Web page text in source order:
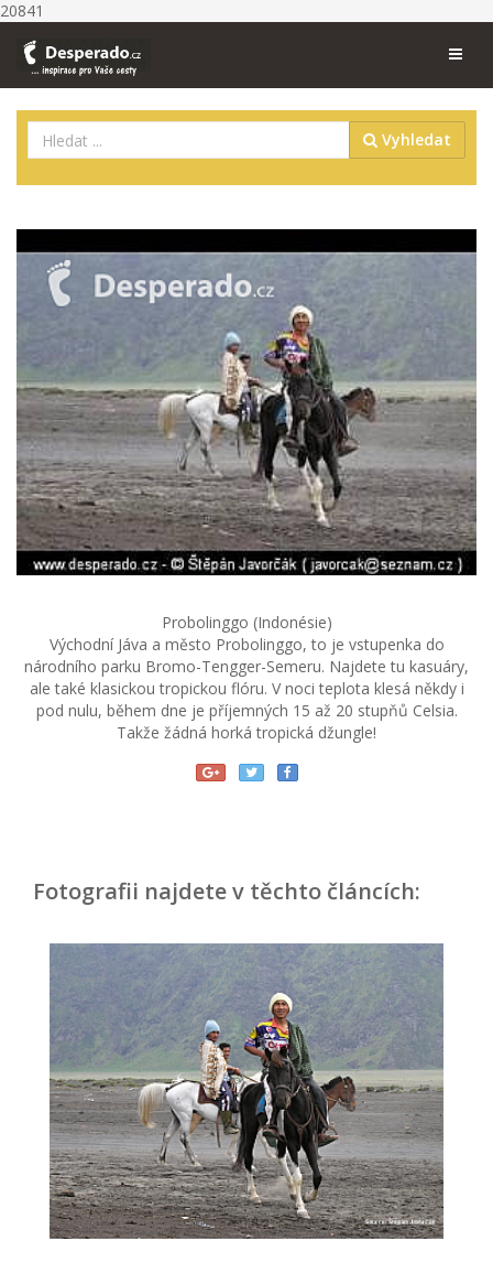
20841
Vyhledat
Probolinggo (Indonésie)
Východní Jáva a město Probolinggo, to je vstupenka do
národního parku Bromo-Tengger-Semeru. Najdete tu kasuáry,
ale také klasickou tropickou flóru. V noci teplota klesá někdy i
pod nulu, během dne je příjemných 15 až 20 stupňů Celsia.
Takže žádná horká tropická džungle!
Fotografii najdete v těchto článcích: